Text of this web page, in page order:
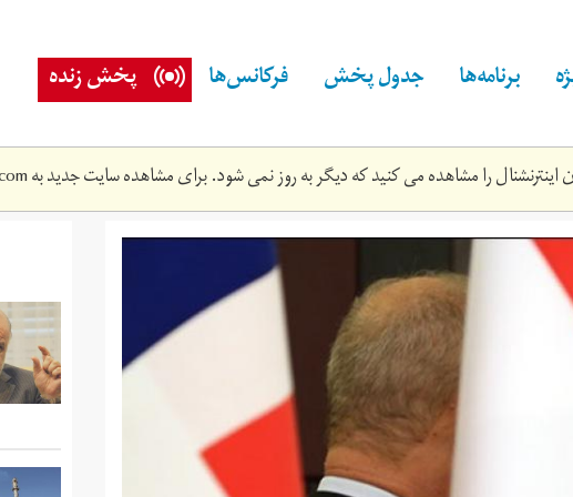
برنامه‌ها جدول پخش فرکانس‌ها پخش زنده
را مشاهده می کنید که دیگر به روز نمی شود. برای مشاهده سایت جدید به